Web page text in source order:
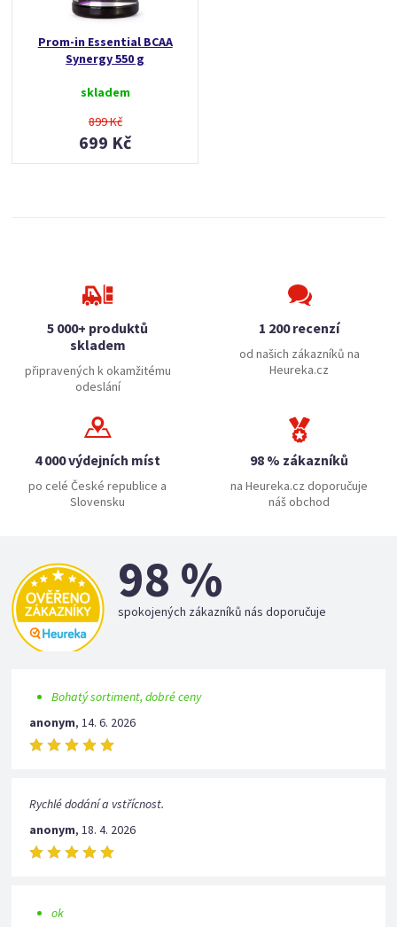
Prom-in Essential BCAA
Synergy 550 g
skladem
899 Kč
699 Kč
5 000+ produktů
skladem
připravených k okamžitému
odeslání
1 200 recenzí
od našich zákazníků na
Heureka.cz
4 000 výdejních míst
po celé České republice a
Slovensku
98 % zákazníků
na Heureka.cz doporučuje
náš obchod
98 %
spokojených zákazníků nás doporučuje
Bohatý sortiment, dobré ceny
anonym,14. 6. 2026
Rychlé dodání a vstřícnost.
anonym,18. 4. 2026
ok